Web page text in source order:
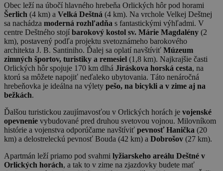
Obec leží na úbočí hlavného hrebeňa Orlických hôr pod horami
Šerlich (4 km) a Velká Deštná (4 km). Na vrchole Velkej Deštnej
sa nachádza moderná rozhľadňa s fantastickými výhľadmi. V
centre Deštného stojí barokový kostol sv. Márie Magdalény (2
km), postavený podľa projektu svetoznámeho barokového
architekta J. B. Santiniho. Ďalej sa oplatí navštíviť Múzeum
zimných športov, turistiky a remesiel (1,8 km). Najkrajšie časti
Orlických hôr spojuje 170 km dlhá Jiráskova horská cesta, na
ktorú sa môžete napojiť neďaleko ubytovania. Táto nenáročná
hrebeňovka je ideálna na výlety pešo, na bicykli a v zime aj na
bežkách.
Ďalšou turistickou zaujímavosťou v Orlických horách je vojenské
opevnenie vybudované pred druhou svetovou vojnou. Milovníkom
histórie a vojenstva odporúčame navštíviť pevnosť Hanička (20
km) a delostreleckú pevnosť Bouda (42 km) a Dobrošov (27 km).
Apartmán leží priamo pod svahmi lyžiarskeho areálu Deštné v
Orlických horách, a tak to v zime na zjazdovky budete mať